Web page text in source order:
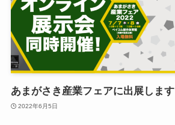
あまがさき産業フェアに出展します
2022年6月5日